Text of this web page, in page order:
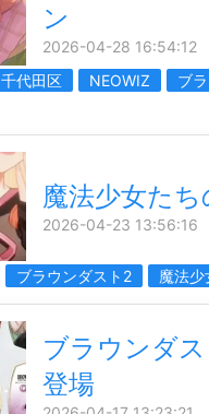
ン
2026-04-28 16:54:12
千代田区 NEOWIZ
ブ
魔法少女た
2026-04-23 13:56:16
ブラウンダスト2 魔法少
ブラウンダ
登場